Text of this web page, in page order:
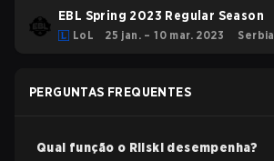
EBL Spring 2023 Regular Season
LoL 25 jan. – 10 mar. 2023 Serbia
PERGUNTAS FREQUENTES
Qual função o Rilski desempenha?